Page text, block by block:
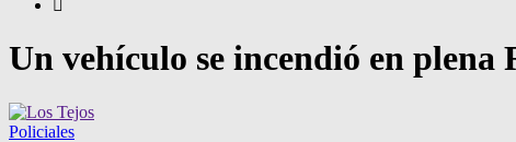
Un vehículo se incendió en
Policiales